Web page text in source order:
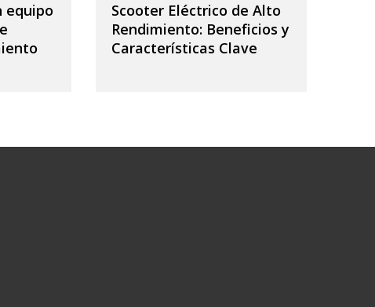
equipo
Scooter Eléctrico de Alto
Rendimiento: Beneficios y
Características Clave